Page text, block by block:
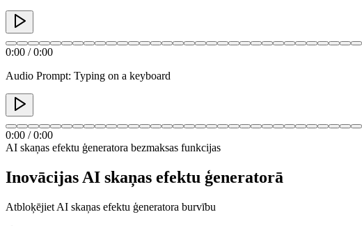
0:00 /0:00
Audio Prompt: Typing on a keyboard
0:00 /0:00
AI skaņas efektu ģeneratora bezmaksas funkcijas
Inovācijas AI skaņas efektu ģeneratorā
Atbloķējiet AI skaņas efektu ģeneratora burvību